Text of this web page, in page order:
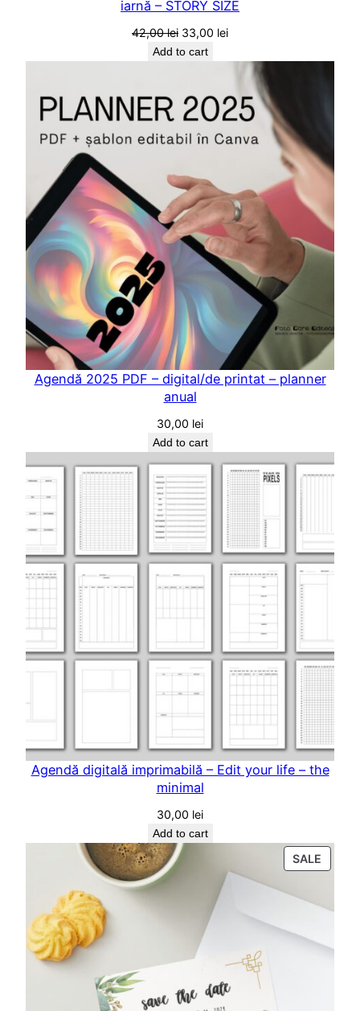
iarnă – STORY SIZE
42,00lei Original
price
33,00 leiCurrent
33,00 lei.
Add to cart
Agendă 2025 PDF – digital/de printat – planner
anual
30,00 lei
Add to cart
Agendă digitală imprimabilă – Edit your life – the
minimal
30,00 lei
Add to cart
SALE
ON